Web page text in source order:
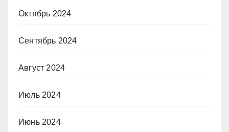
Октябрь 2024
Сентябрь 2024
Август 2024
Июль 2024
Июнь 2024